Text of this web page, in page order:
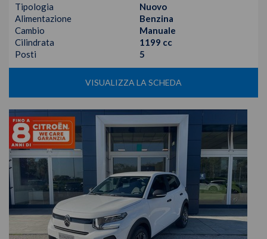
Tipologia
Nuovo
Alimentazione
Benzina
Cambio
Manuale
Cilindrata
1199 cc
Posti
5
VISUALIZZA LA SCHEDA